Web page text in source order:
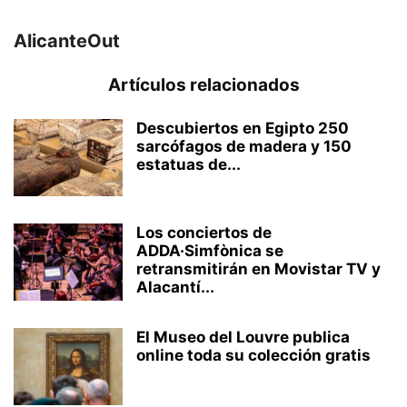
AlicanteOut
Artículos relacionados
Descubiertos en Egipto 250
sarcófagos de madera y 150
estatuas de...
Los conciertos de
ADDA·Simfònica se
retransmitirán en Movistar TV y
Alacantí...
El Museo del Louvre publica
online toda su colección gratis